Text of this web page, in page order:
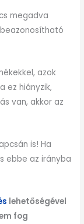
megadva
azok
ez hiányzik,
van, akkor az
is! Ha
ebbe az irányba
lehetőségével
fog